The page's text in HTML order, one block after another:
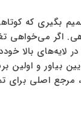
بگیری که
اگر می‌خواهی
لایه‌های بالا
بیاور و اولین
مرجع اصلی برای